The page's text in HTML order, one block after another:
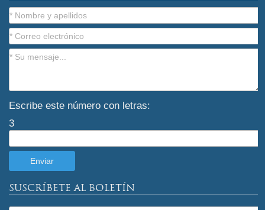
Escribe este número con letras:
3
SUSCRÍBETE AL BOLETÍN